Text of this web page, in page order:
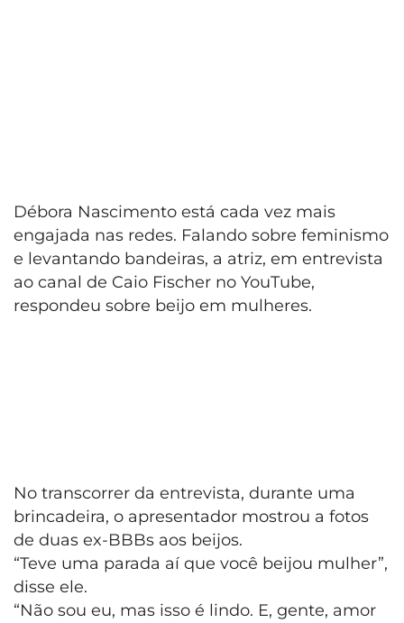
Débora Nascimento está cada vez mais
engajada nas redes. Falando sobre feminismo
e levantando bandeiras, a atriz, em entrevista
ao canal de Caio Fischer no YouTube,
respondeu sobre beijo em mulheres.
No transcorrer da entrevista, durante uma
brincadeira, o apresentador mostrou a fotos
de duas ex-BBBs aos beijos.
“Teve uma parada aí que você beijou mulher”,
disse ele.
“Não sou eu, mas isso é lindo. E, gente, amor